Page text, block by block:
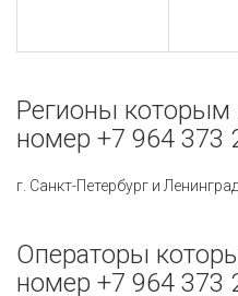
Регионы
номер +7 964 373
г. Санкт-Петербург и
Операторы
номер +7 964 373